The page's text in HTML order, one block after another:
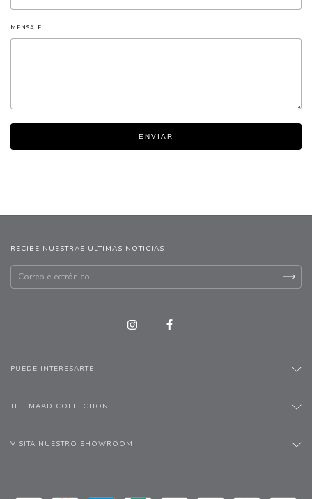
MENSAJE
ENVIAR
RECIBE NUESTRAS ÚLTIMAS NOTICIAS
PUEDE INTERESARTE
THE MAAD COLLECTION
VISITA NUESTRO SHOWROOM